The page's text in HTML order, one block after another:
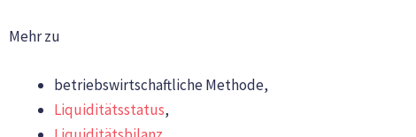
Mehr zu
betriebswirtschaftliche Methode,
Liquiditätsstatus,